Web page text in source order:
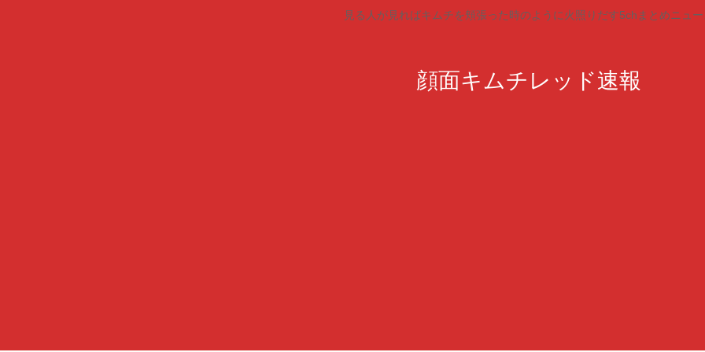
見る人が見ればキムチを頬張った時のように火照りだす5chまとめニュ
顔面キムチレッド速報